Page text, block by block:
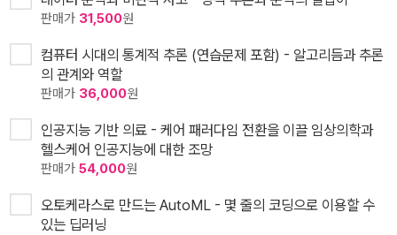
판매가 31,500원
컴퓨터 시대의 통계적 추론 (연습문제 포함) - 알고리듬과 추론
의 관계와 역할
판매가 36,000원
인공지능 기반 의료 - 케어 패러다임 전환을 이끌 임상의학과
헬스케어 인공지능에 대한 조망
판매가 54,000원
오토케라스로 만드는 AutoML - 몇 줄의 코딩으로 이용할 수
있는 딥러닝